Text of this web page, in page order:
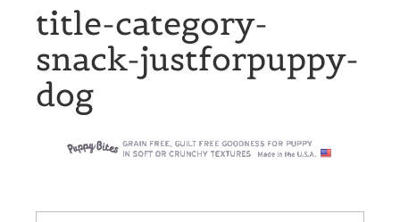
title-category-
snack-justforpuppy-
dog